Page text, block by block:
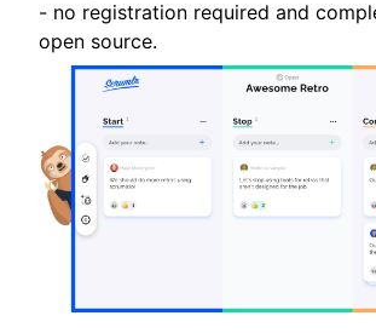
- no registration required and
open source.